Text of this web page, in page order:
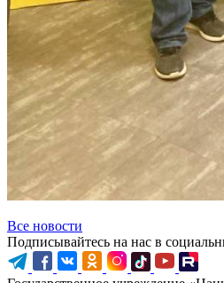
Все новости
Подписывайтесь на нас в